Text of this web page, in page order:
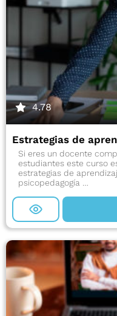
4.78
Estrategias de
Si eres un docente
estudiantes este curso
estrategias de
psicopedagogía …